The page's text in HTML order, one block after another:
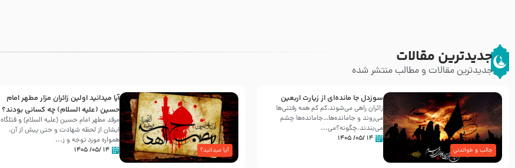
جدیدترین مقالات
جدیدترین مقالات و مطالب منتشر شده
جالب و خواندنی
سوزدل جا مانده‌ای از زیارت اربعین
زائران راهی می‌شوند،کم‌ کم همه رفتنی‌ها
می‌روند و جامانده‌ها…جامانده‌ها چشم
می‌بندند.چگونه؟می‌...
۱۴ /۰۵/ ۱۴۰۵
آیا میدانید؟
آیا میدانید اولین زائران مزار مطهر امام
حسین (علیه السلام) چه کسانی بودند؟
مرقد مطهر امام حسین (علیه السلام) و قتلگاه
ایشان از لحظه شهادت و حتی پیش از آن،
همواره مورد توجه و ز...
۱۴ /۰۵/ ۱۴۰۵